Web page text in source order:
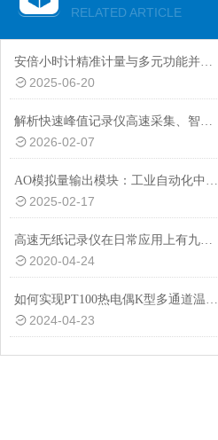
RELATED ARTICLE
安倍小时计精准计量与多元功能并存的电流监测仪器
2025-06-20
解析快速峰值记录仪高速采集、智能判断与多模式输出的核心价值
2026-02-07
AO模拟量输出模块：工业自动化中的关键组件
2025-02-17
高速无纸记录仪在日常应用上有九大性能
2020-04-24
如何实现PT100热电偶K型多通道温度采集的高效稳定运行？
2024-04-23